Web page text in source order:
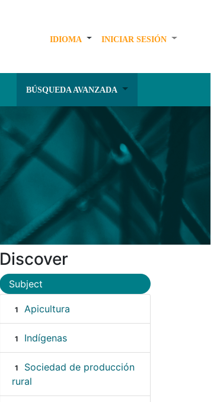
IDIOMA INICIAR SESIÓN
BÚSQUEDA AVANZADA
Discover
Subject
1 Apicultura
1 Indígenas
1
Sociedad de producción
rural